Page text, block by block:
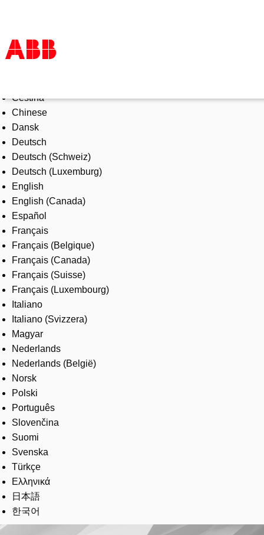
Products & Solutions
Industries
Services
About us
Where to buy
Contact us
Careers
Čeština
Chinese
Dansk
Deutsch
Deutsch (Schweiz)
Deutsch (Luxemburg)
English
English (Canada)
Español
Français
Français (Belgique)
Français (Canada)
Français (Suisse)
Français (Luxembourg)
Italiano
Italiano (Svizzera)
Magyar
Nederlands
Nederlands (België)
Norsk
Polski
Português
Slovenčina
Suomi
Svenska
Türkçe
Ελληνικά
日本語
한국어